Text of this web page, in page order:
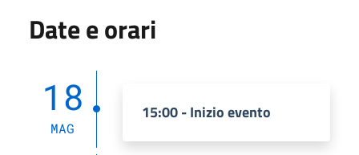
Date e orari
18
MAG
15:00 - Inizio evento